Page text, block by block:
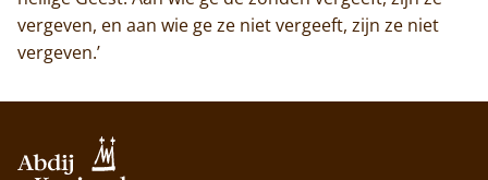
vergeven, en aan wie ge ze niet vergeeft, zijn ze niet
vergeven.’